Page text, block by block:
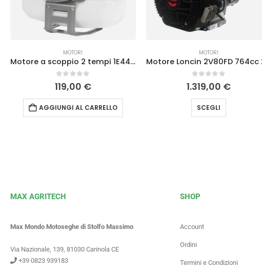
MOTORI
Motore a scoppio 2 tempi 1E44F-2EA Kasei
0 Su 5
119,00 €
AGGIUNGI AL CARRELLO
MOTORI
0Su 5
1.319,00 €
SCEGLI
MAX AGRITECH
Max Mondo Motoseghe di Stolfo Massimo
Via Nazionale, 139, 81030 Carinola CE
+39 0823 939183
SHOP
Account
Ordini
Termini e Condizioni